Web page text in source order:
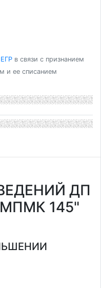
ЕГР в связи с признанием
и ее списанием
ДП
145"